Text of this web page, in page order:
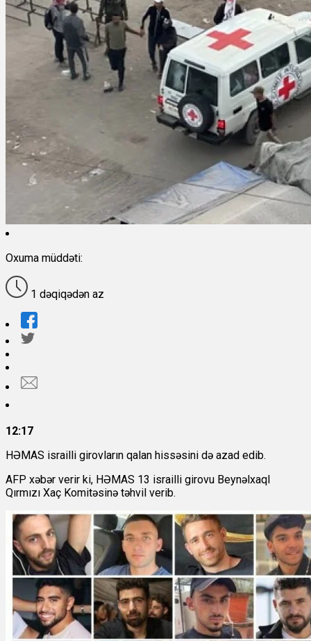
Oxuma müddəti:
1 dəqiqədən az
12:17
HƏMAS israilli girovların qalan hissəsini də azad edib.
AFP xəbər verir ki, HƏMAS 13 israilli girovu Beynəlxaql
Qırmızı Xaç Komitəsinə təhvil verib.